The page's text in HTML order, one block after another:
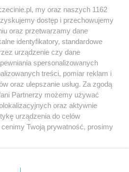
Specjalny koncert z okazji
20. urodzin portalu
wSzczecinie.pl
Regulamin konkursów
śniadaniówka "Hej
Szczecin! Jest piątek!"
my oraz naszych 1162
dostęp i przechowujemy
oraz przetwarzamy dane
identyfikatory, standardowe
urządzenie czy dane
spersonalizowanych
treści, pomiar reklam i
oraz ulepszanie usług. Za zgodą
Partnerzy możemy używać
oraz aktywnie
urządzenia do celów
Twoją prywatność, prosimy
się w lewym dolnym rogu strony